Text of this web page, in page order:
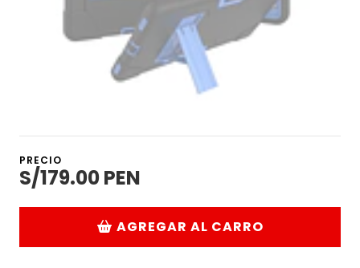
PRECIO
S/179.00 PEN
AGREGAR AL CARRO